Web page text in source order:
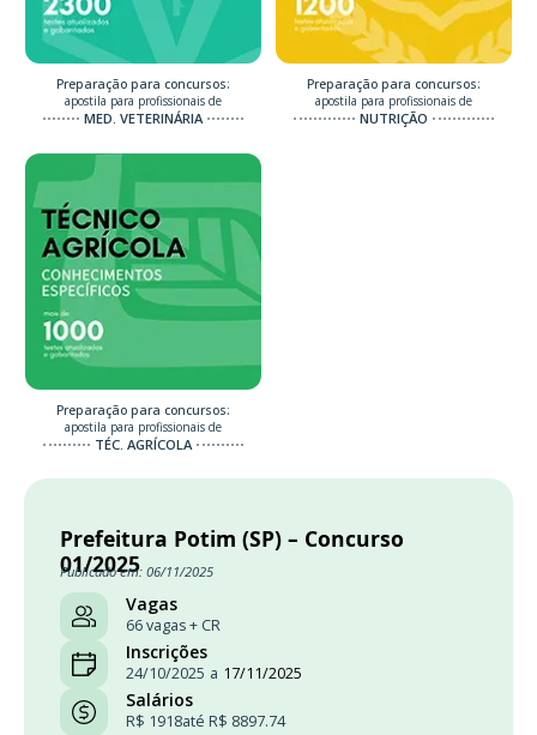
Preparação para concursos:
apostila para profissionais de
MED. VETERINÁRIA
Preparação para concursos:
apostila para profissionais de
NUTRIÇÃO
Preparação para concursos:
apostila para profissionais de
TÉC. AGRÍCOLA
Prefeitura Potim (SP) – Concurso
01/2025
Publicado em: 06/11/2025
Vagas
66 vagas + CR
Inscrições
24/10/2025 a 17/11/2025
Salários
R$ 1918até R$ 8897.74